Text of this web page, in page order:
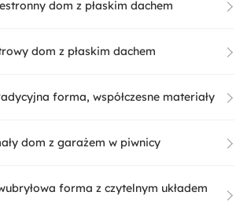
dom z płaskim dachem
dom z płaskim dachem
forma, współczesne materiały
dom z garażem w piwnicy
forma z czytelnym układem